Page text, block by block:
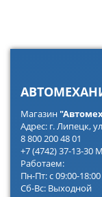
Магазин
Адрес: г. Липецк,
8 800 200 48 01
+7 (4742) 37-13-
Работаем:
Пн-Пт: с 09:00-18:00
Сб-Вс: Выходной